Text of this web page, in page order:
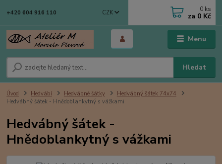
Menu
CZK
Hledat
+420 604 916 110 0 ks
za 0 Kč
Úvod Hedvábí Hedvábné šátky
Hedvábný šátek 74x74
Hedvábný šátek - Hnědoblankytný s vážkami
Hedvábný šátek -
Hnědoblankytný s vážkami